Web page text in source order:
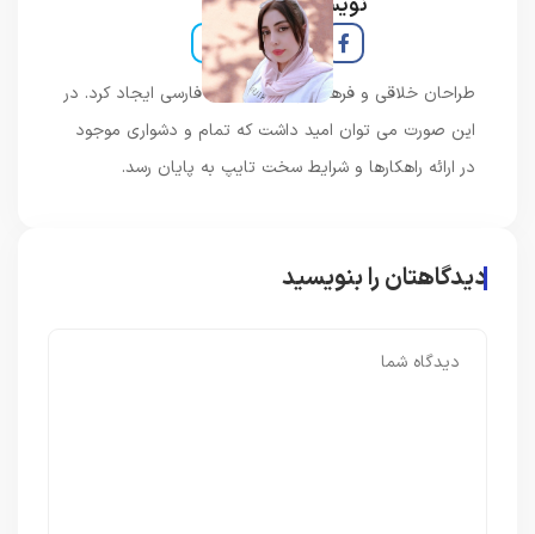
طراحان خلاقی و فرهنگ پیشرو در زبان فارسی ایجاد کرد. در
این صورت می توان امید داشت که تمام و دشواری موجود
در ارائه راهکارها و شرایط سخت تایپ به پایان رسد.
دیدگاهتان را بنویسید